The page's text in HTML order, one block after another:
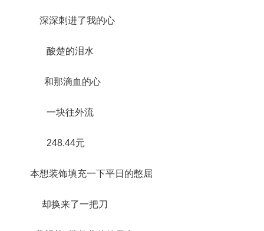
深深刺进了我的心
酸楚的泪水
和那滴血的心
一块往外流
248.44元
本想装饰填充一下平日的憋屈
却换来了一把刀